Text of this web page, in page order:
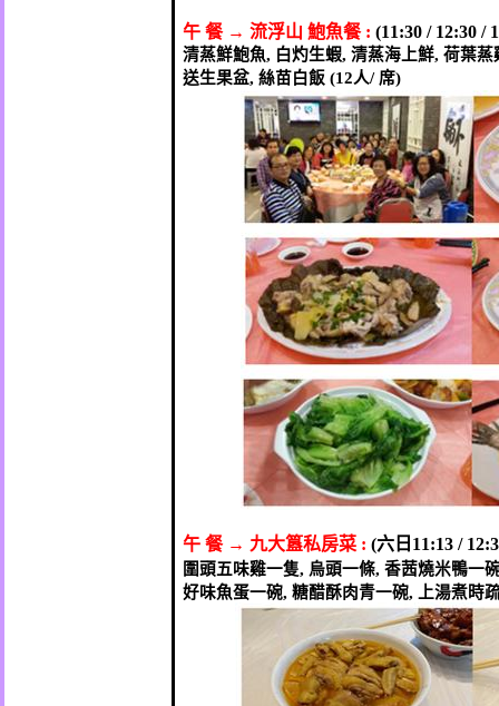
午 餐 → 流浮山 鮑魚餐: (11:30 / 12:30 /
清蒸鮮鮑魚, 白灼生蝦, 清蒸海上鮮, 荷葉蒸
送生果盆, 絲苗白飯 (12人/ 席)
午 餐 → 九大簋私房菜: (六日 11:13 /
圍頭五味雞一隻, 烏頭一條, 香茜燒米鴨一
好味魚蛋一碗, 糖醋酥肉青一碗, 上湯煮時